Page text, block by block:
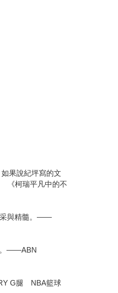
果說紀坪寫的文
《柯瑞平凡中的不
采與精髓。——
。——ABN
G腿 NBA籃球